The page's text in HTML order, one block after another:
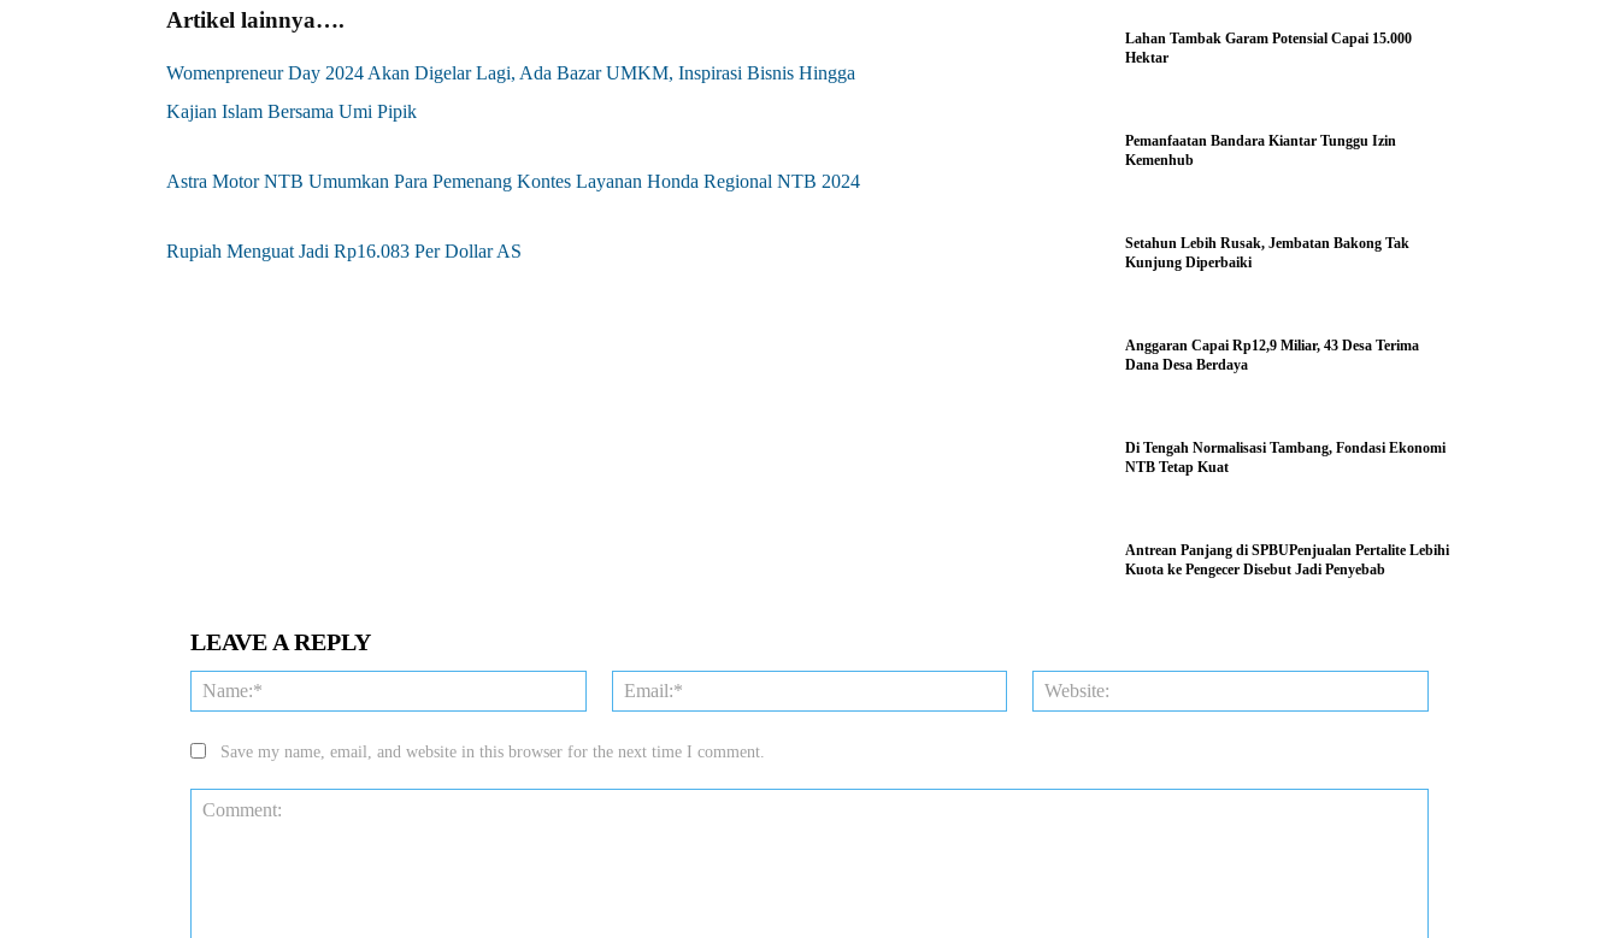
Artikel lainnya….
Womenpreneur Day 2024 Akan Digelar Lagi, Ada Bazar UMKM, Inspirasi Bisnis Hingga
Kajian Islam Bersama Umi Pipik
Astra Motor NTB Umumkan Para Pemenang Kontes Layanan Honda Regional NTB 2024
Rupiah Menguat Jadi Rp16.083 Per Dollar AS
Lahan Tambak Garam Potensial Capai 15.000
Hektar
Pemanfaatan Bandara Kiantar Tunggu Izin
Kemenhub
Setahun Lebih Rusak, Jembatan Bakong Tak
Kunjung Diperbaiki
Anggaran Capai Rp12,9 Miliar, 43 Desa Terima
Dana Desa Berdaya
Di Tengah Normalisasi Tambang, Fondasi Ekonomi
NTB Tetap Kuat
Antrean Panjang di SPBUPenjualan Pertalite Lebihi
Kuota ke Pengecer Disebut Jadi Penyebab
LEAVE A REPLY
Name:* Email:*
Save my name, email, and website in this browser for the next time I comment.